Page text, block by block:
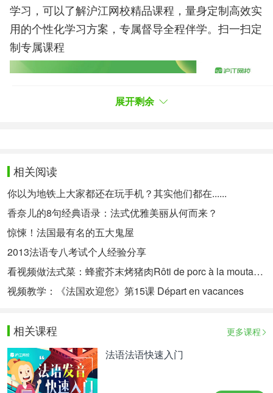
学习，可以了解沪江网校精品课程，量身定制高效实
用的个性化学习方案，专属督导全程伴学。扫一扫定
制专属课程
以上是为大家介绍的大学法语4级备考的方法，希望
可以切实帮助到大家法语的备考。更多法语学习相关
信息，可以关注沪江网查询。
相关热点：大学法语四级 法语考试tcf
展开剩余
相关阅读
你以为地铁上大家都还在玩手机？其实他们都在......
香奈儿的8句经典语录：法式优雅美丽从何而来？
惊悚！法国最有名的五大鬼屋
2013法语专八考试个人经验分享
看视频做法式菜：蜂蜜芥末烤猪肉Rôti de porc à la moutarde et miel
视频教学：《法国欢迎您》第15课 Départ en vacances
相关课程 更多课程
法语法语快速入门